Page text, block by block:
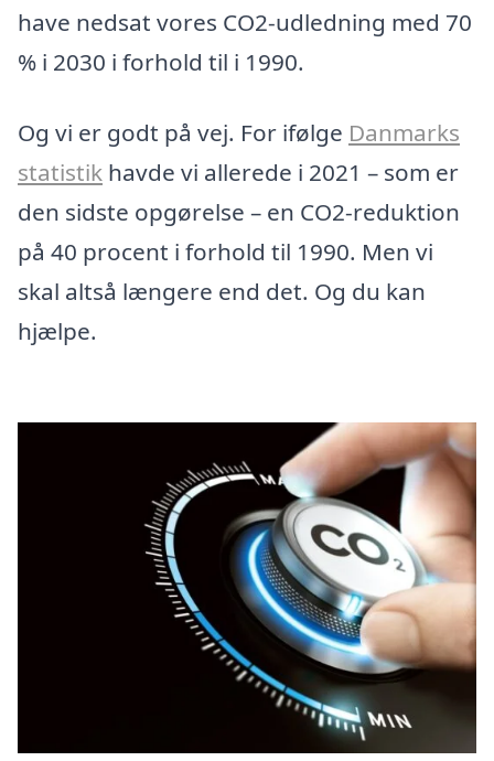
have nedsat vores CO2-udledning med 70
% i 2030 i forhold til i 1990.
Og vi er godt på vej. For ifølge Danmarks
statistik havde vi allerede i 2021 – som er
den sidste opgørelse – en CO2-reduktion
på 40 procent i forhold til 1990. Men vi
skal altså længere end det. Og du kan
hjælpe.